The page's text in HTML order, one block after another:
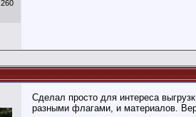
260
Сделал просто для интереса
разными флагами, и материалов.